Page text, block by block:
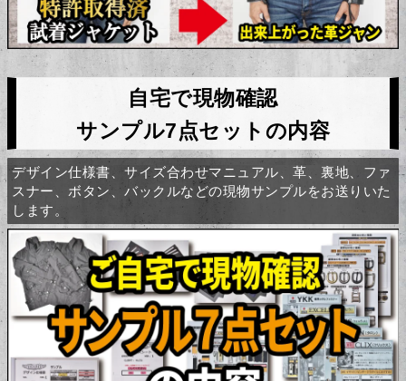
自宅で現物確認
サンプル7点セットの内容
デザイン仕様書、サイズ合わせマニュアル、革、裏地、ファ
スナー、ボタン、バックルなどの現物サンプルをお送りいた
します。